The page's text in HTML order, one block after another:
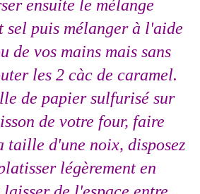
ensuite le mélange
sel puis mélanger à l'aide
de vos mains mais sans
les 2 càc de caramel.
de papier sulfurisé sur
de votre four, faire
taille d'une noix, disposez
légèrement en